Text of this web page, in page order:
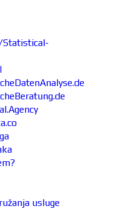
Statistical-
usluge